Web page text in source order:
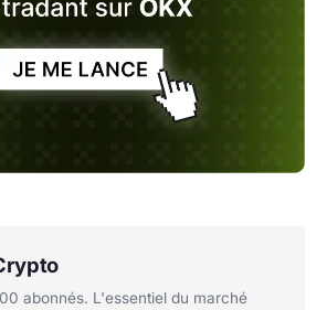
abonnés. L'essentiel du marché